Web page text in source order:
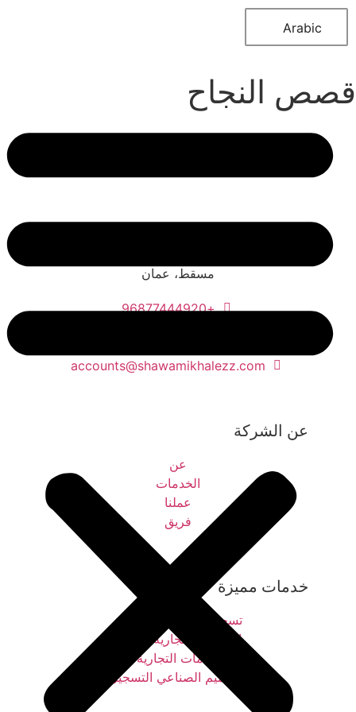
Arabic
قصص النجاح
مسقط، عمان
+96877444920
accounts@shawamikhalezz.com
عن الشركة
عن
الخدمات
عملنا
فريق
خدمات مميزة
تسجيل العلامات التجارية
العلامات التجارية التجديد
ملكية العلامات التجارية المهمة
التصميم الصناعي التسجيل